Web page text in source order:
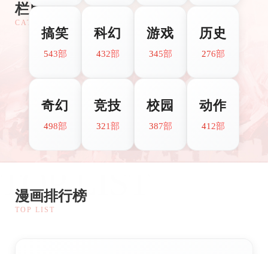
栏目分类
CATEGORIES
搞笑
543部
科幻
432部
游戏
345部
历史
276部
奇幻
498部
竞技
321部
校园
387部
动作
412部
TOP LIST
漫画排行榜
TOP LIST